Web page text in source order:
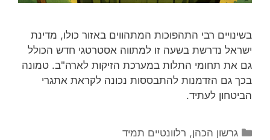
בשינויים רבי התהפוכות המתהווים באזור כולו, מדינת
ישראל נדרשת בשעה זו למתווה אסטרטגי חדש הכולל
גם את תחומי התלות במערכת הזיקות לארה"ב. טמונה
בכך גם הזדמנות להתבססות נכונה לקראת אתגרי
הביטחון לעתיד.
קטגוריות
גרשון הכהן, רלוונטיים תמיד